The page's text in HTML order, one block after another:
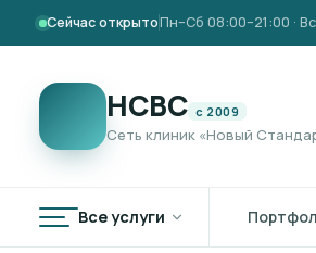
Сейчас открытоПн–Сб 08:00–21:00 ·
НСВС с 2009
Сеть клиник «Новый
Все услуги